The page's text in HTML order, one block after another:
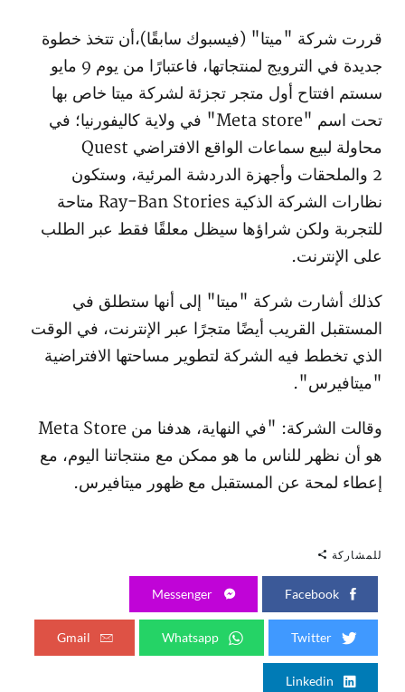
قررت شركة "ميتا" (فيسبوك سابقًا)،أن تتخذ خطوة
جديدة في الترويج لمنتجاتها، فاعتبارًا من يوم 9 مايو
سستم افتتاح أول متجر تجزئة لشركة ميتا خاص بها
تحت اسم "Meta store" في ولاية كاليفورنيا؛ في
محاولة لبيع سماعات الواقع الافتراضي Quest
2 والملحقات وأجهزة الدردشة المرئية، وستكون
نظارات الشركة الذكية Ray-Ban Stories متاحة
للتجربة ولكن شراؤها سيظل معلقًا فقط عبر الطلب
على الإنترنت.
كذلك أشارت شركة "ميتا" إلى أنها ستطلق في
المستقبل القريب أيضًا متجرًا عبر الإنترنت، في الوقت
الذي تخطط فيه الشركة لتطوير مساحتها الافتراضية
"ميتافيرس".
وقالت الشركة: "في النهاية، هدفنا من Meta Store
هو أن نظهر للناس ما هو ممكن مع منتجاتنا اليوم، مع
إعطاء لمحة عن المستقبل مع ظهور ميتافيرس.
للمشاركة